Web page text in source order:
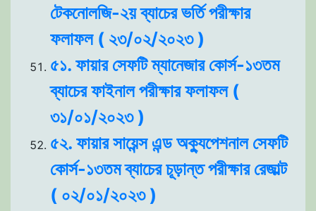
টেকনোলজি-২য় ব্যাচের ভর্তি পরীক্ষার
ফলাফল ( ২৩/০২/২০২৩ )
৫১. ফায়ার সেফটি ম্যানেজার কোর্স-১৩তম
ব্যাচের ফাইনাল পরীক্ষার ফলাফল (
৩১/০১/২০২৩ )
৫২. ফায়ার সায়েন্স এন্ড অক্যুপেশনাল সেফটি
কোর্স-১৩তম ব্যাচের চূড়ান্ত পরীক্ষার রেজাল্ট
( ০২/০১/২০২৩ )